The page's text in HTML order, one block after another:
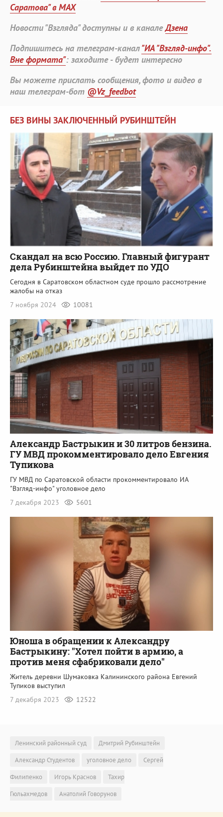
Саратова" в MAX
Новости "Взгляда" доступны и в каналеДзена
Подпишитесь на телеграм-канал"ИА "Взгляд-инфо".
Вне формата": заходите - будет интересно
Вы можете прислать сообщения, фото и видео в
наш телеграм-бот @Vz_feedbot
БЕЗ ВИНЫ ЗАКЛЮЧЕННЫЙ РУБИНШТЕЙН
Скандал на всю Россию. Главный фигурант
дела Рубинштейна выйдет по УДО
Сегодня в Саратовском областном суде прошло рассмотрение
жалобы на отказ
7 ноября 2024
10081
Александр Бастрыкин и 30 литров бензина.
ГУ МВД прокомментировало дело Евгения
Тупикова
ГУ МВД по Саратовской области прокомментировало ИА
"Взгляд-инфо" уголовное дело
7 декабря 2023
5601
Юноша в обращении к Александру
Бастрыкину: "Хотел пойти в армию, а
против меня сфабриковали дело"
Житель деревни Шумаковка Калининского района Евгений
Тупиков выступил
7 декабря 2023
12522
Ленинский районный суд
Дмитрий Рубинштейн
Александр Студентов
уголовное дело
Сергей
Филипенко
Игорь Краснов
Тахир
Гюльахмедов
Анатолий Говорунов